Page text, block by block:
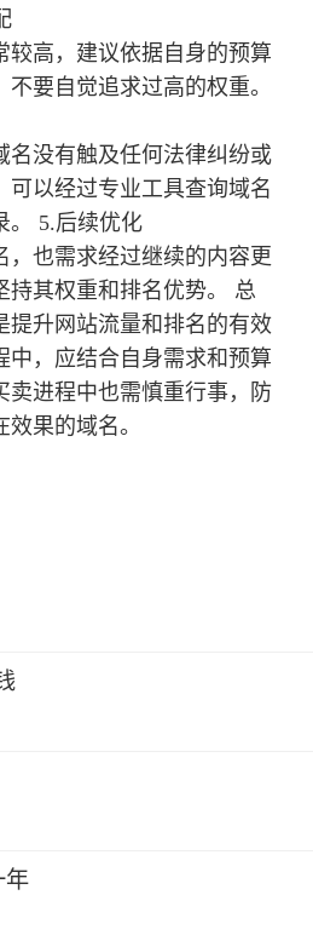
较高，建议依据自身的预算
要自觉追求过高的权重。
名没有触及任何法律纠纷或
可以经过专业工具查询域名
。 5.后续优化
，也需求经过继续的内容更
持其权重和排名优势。 总
提升网站流量和排名的有效
中，应结合自身需求和预算
卖进程中也需慎重行事，防
果的域名。
年